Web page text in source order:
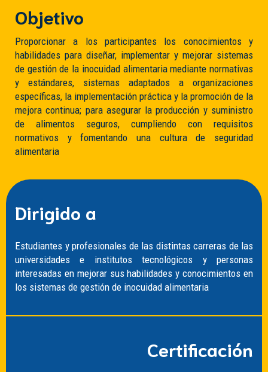
Objetivo
Proporcionar a los participantes los conocimientos y
habilidades para diseñar, implementar y mejorar sistemas
de gestión de la inocuidad alimentaria mediante normativas
y estándares, sistemas adaptados a organizaciones
específicas, la implementación práctica y la promoción de la
mejora continua; para asegurar la producción y suministro
de alimentos seguros, cumpliendo con requisitos
normativos y fomentando una cultura de seguridad
alimentaria
Dirigido a
Estudiantes y profesionales de las distintas carreras de las
universidades e institutos tecnológicos y personas
interesadas en mejorar sus habilidades y conocimientos en
los sistemas de gestión de inocuidad alimentaria
Certificación